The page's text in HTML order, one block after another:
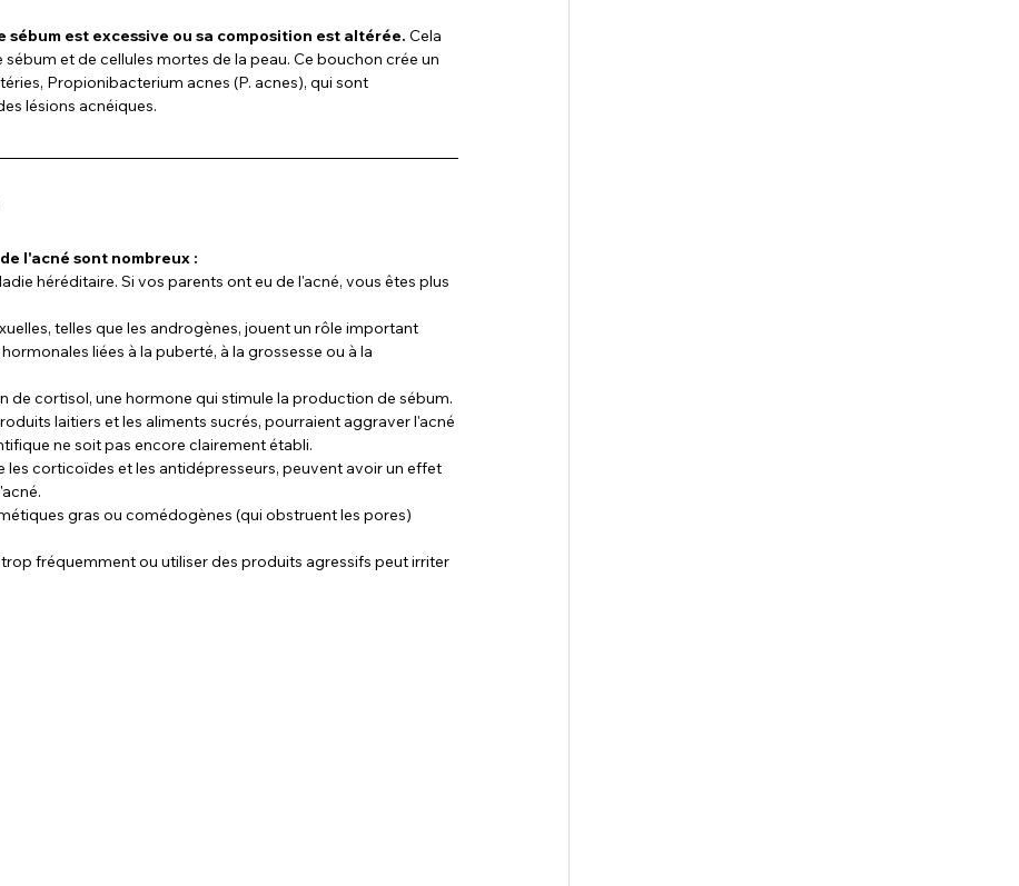
est excessive ou sa composition est altérée. Cela
et de cellules mortes de la peau. Ce bouchon crée un
Propionibacterium acnes (P. acnes), qui sont
lésions acnéiques.
l'acné sont nombreux :
héréditaire. Si vos parents ont eu de l'acné, vous êtes plus
telles que les androgènes, jouent un rôle important
liées à la puberté, à la grossesse ou à la
de cortisol, une hormone qui stimule la production de sébum.
laitiers et les aliments sucrés, pourraient aggraver l'acné
ne soit pas encore clairement établi.
les corticoïdes et les antidépresseurs, peuvent avoir un effet
gras ou comédogènes (qui obstruent les pores)
trop fréquemment ou utiliser des produits agressifs peut irriter